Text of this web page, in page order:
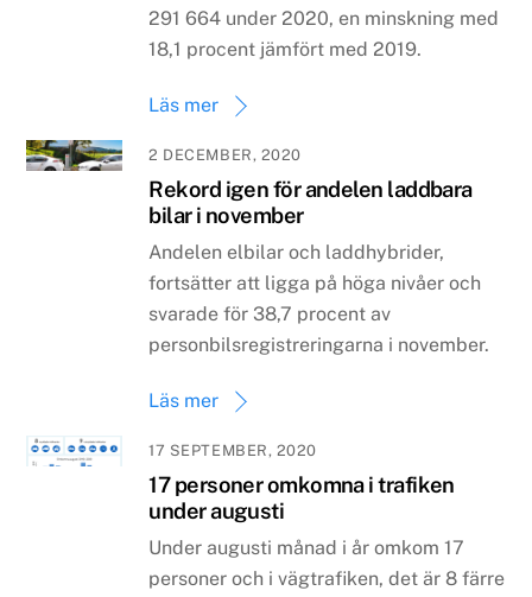
291 664 under 2020, en minskning med
18,1 procent jämfört med 2019.
Läs mer
2 DECEMBER, 2020
Rekord igen för andelen laddbara
bilar i november
Andelen elbilar och laddhybrider,
fortsätter att ligga på höga nivåer och
svarade för 38,7 procent av
personbilsregistreringarna i november.
Läs mer
17 SEPTEMBER, 2020
17 personer omkomna i trafiken
under augusti
Under augusti månad i år omkom 17
personer och i vägtrafiken, det är 8 färre